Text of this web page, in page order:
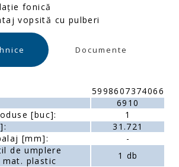
fonică
vopsită cu pulberi
Documente
5998607374066
6910
[buc]:
1
31.721
[mm]:
-
de umplere
plastic
1 db